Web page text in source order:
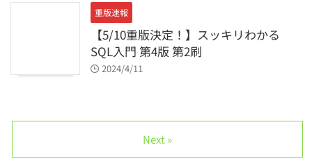
重版速報
【5/10重版決定！】スッキリわかる
SQL入門 第4版 第2刷
2024/4/11
Next »